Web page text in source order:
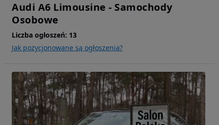
Audi A6 Limousine - Samochody
Osobowe
Liczba ogłoszeń: 13
Jak pozycjonowane są ogłoszenia?